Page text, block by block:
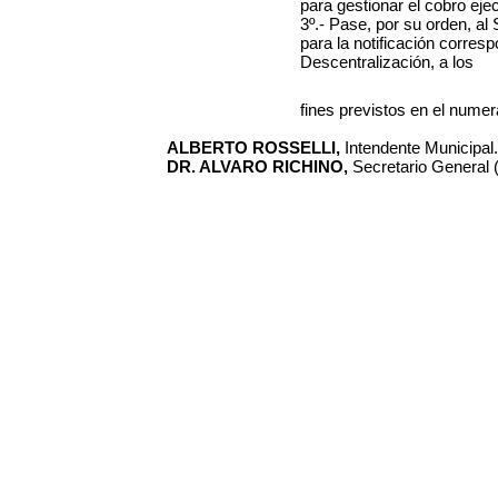
para gestionar el cobro
3º.- Pase, por su orden,
para la notificación
Descentralización, a los
fines previstos en el
ALBERTO ROSSELLI, Intendente
DR. ALVARO RICHINO, Secretario General